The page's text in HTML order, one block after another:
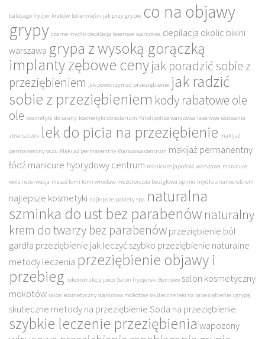
balayage fryzjer kraków bóle mięśni jak przy grypie co na objawy
grypy czarne mydło depilacja laserowa warszawa depilacja okolic bikini
warszawa grypa z wysoką gorączką
implanty zębowe cenyjak poradzić sobie z
przeziębieniem jak powstrzymać przeziębienie jak radzić
sobie z przeziębieniem kody rabatowe ole
ole kosmetyki do sauny kosmetyki do solarium Kriolipoliza warszawa laserowe usuwanie
zmarszczek lek do picia na przeziębienie makijaż
permanentny oczu Makijaż permanentny Warszawa centrum makijaż permanentny
łódź manicure hybrydowy centrum manicure japoński warszawa manicure
wola rezerwacja masaż lomi lomi wrocław mezoterapia bezigłowa opinie mydło z nanosrebrem
najlepsze kosmetyki najlepsze pakiety spa naturalna
szminka do ust bez parabenów naturalny
krem do twarzy bez parabenówprzeziębienie ból
gardła przeziębienie jak leczyć szybko przeziębienie naturalne
metody leczenia przeziębienie objawy i
przebieg rekonstrukcja joico Salon fryzjerski Bemowo salon kosmetyczny
mokotów salon kosmetyczny warszawa mokotów skuteczne leki na przeziębienie i grypę
skuteczne metody na przeziębienieSoda na przeziębienie
szybkie leczenie przeziębienia wapozony